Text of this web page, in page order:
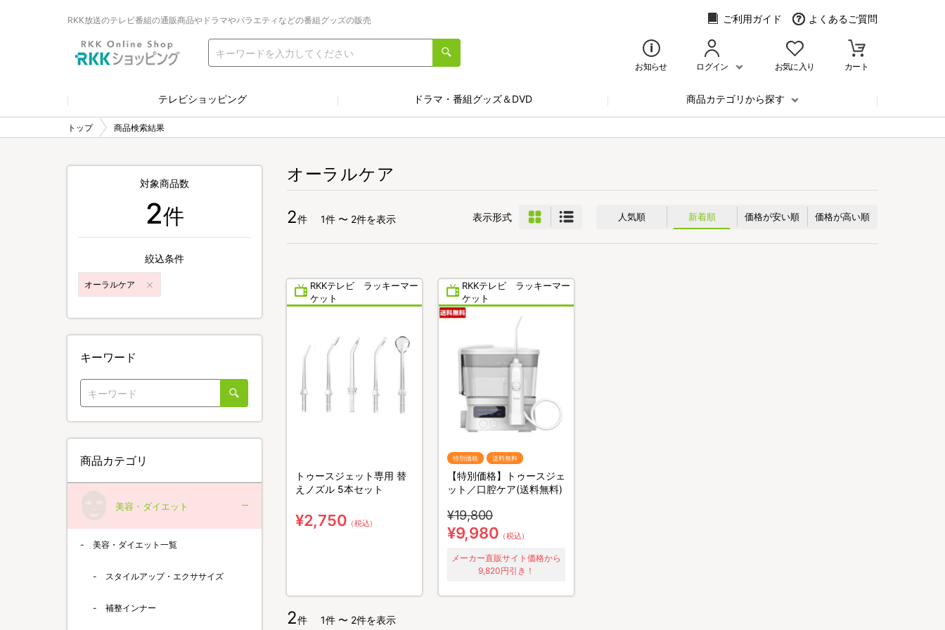
RKK放送のテレビ番組の通販商品やドラマやバラエティなどの番組グッズの販売 ご利用ガイド よくあるご質問
お知らせ ログイン お気に入り カート
テレビショッピング ドラマ・番組グッズ＆DVD 商品カテゴリから探す
トップ 商品検索結果
オーラルケア
2件 1件 〜 2件を表示 表示形式 人気順 新着順 価格が安い順 価格が高い順
RKKテレビ ラッキーマー
ケット
トゥースジェット専用 替
えノズル 5本セット
¥2,750 （税込）
RKKテレビ ラッキーマー
ケット
特別価格 送料無料
【特別価格】トゥースジェ
ット／口腔ケア(送料無料)
¥19,800
¥9,980 （税込）
メーカー直販サイト価格から
9,820円引き！
2件 1件 〜 2件を表示
対象商品数
2件
絞込条件
オーラルケア
キーワード
商品カテゴリ
美容・ダイエット
美容・ダイエット一覧
スタイルアップ・エクササイズ
補整インナー